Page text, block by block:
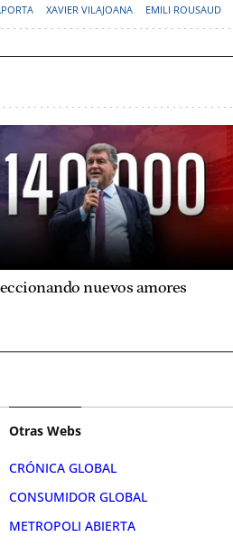
XAVIER VILAJOANA EMILI ROUSAUD
nuevos amores
Otras Webs
CRÓNICA GLOBAL
CONSUMIDOR GLOBAL
METROPOLI ABIERTA